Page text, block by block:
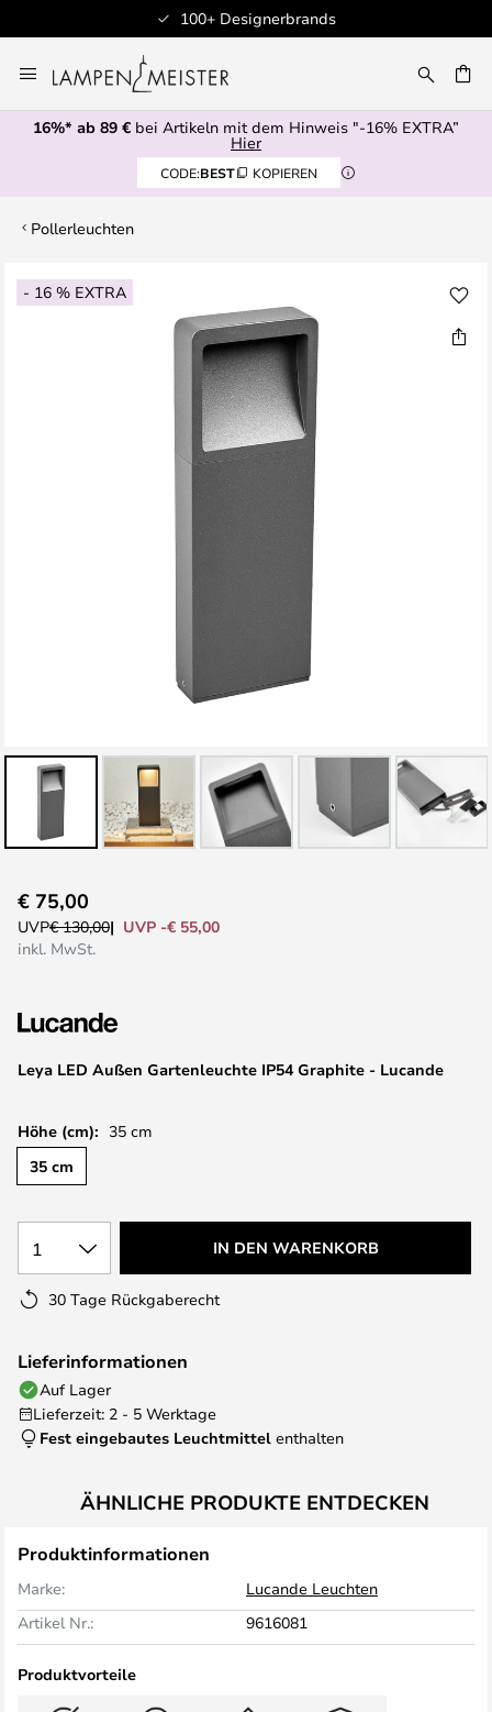
100+ Designerbrands
Inhalt
springen
16%* ab 89 € bei Artikeln mit dem Hinweis "-16% EXTRA”
Hier
CODE:BEST KOPIEREN
Pollerleuchten
- 16 % EXTRA
Zum
Ende
Anfang
der
Leya LED Außen Gartenleuchte IP54 Graphite - Lucande
€ 75,00
UVP€ 130,00
UVP -€ 55,00
inkl. MwSt.
Höhe (cm): 35 cm
35 cm
1 IN DEN WARENKORB
30 Tage Rückgaberecht
Lieferinformationen
Auf Lager
Lieferzeit: 2 - 5 Werktage
Fest eingebautes Leuchtmittel enthalten
ÄHNLICHE PRODUKTE ENTDECKEN
Produktinformationen
Marke:
Lucande Leuchten
Artikel Nr.:
9616081
Produktvorteile